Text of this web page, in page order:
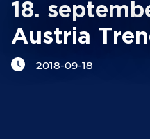
AmChamYOUNG
MEDNARODNO
18.
Austria
2018-09-18